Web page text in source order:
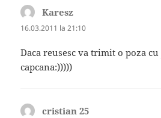
Karesz
16.03.2011 la 21:10
Daca reusesc va trimit o poza
capcana:)))))
cristian 25